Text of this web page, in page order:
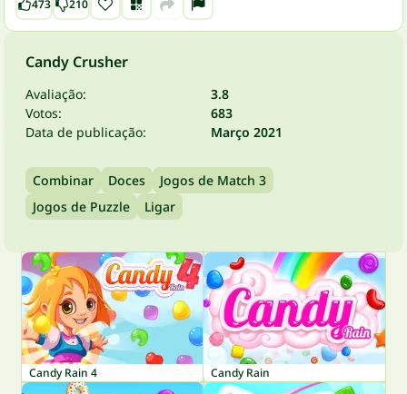
473 210
Candy Crusher
Avaliação:
3.8
Votos:
683
Data de publicação:
Março 2021
Combinar Doces
Jogos de Match 3
Jogos de Puzzle
Ligar
Candy Rain 4 Candy Rain